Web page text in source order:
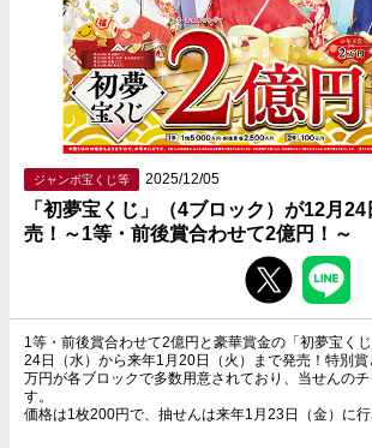
ジャンボ宝くじ等 2025/12/05
「初夢宝くじ」（4ブロック）が12月
売！～1等・前後賞合わせて2億円！～
1等・前後賞合わせて2億円と豪華賞金の「初夢宝く
24日（水）から来年1月20日（火）まで発売！特別
万円が各ブロックで多数用意されており、当せんの
す。
価格は1枚200円で、抽せんは来年1月23日（金）に行